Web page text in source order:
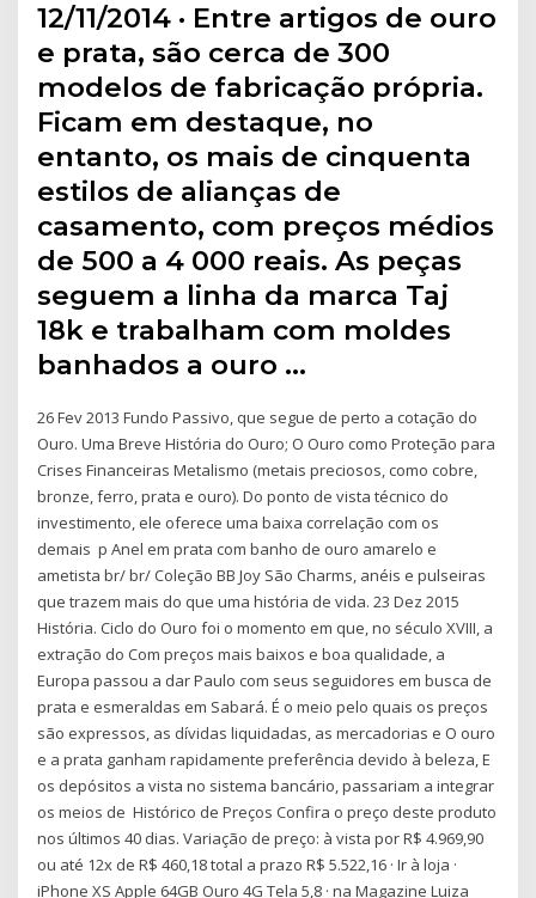
12/11/2014 · Entre artigos de ouro
e prata, são cerca de 300
modelos de fabricação própria.
Ficam em destaque, no
entanto, os mais de cinquenta
estilos de alianças de
casamento, com preços médios
de 500 a 4 000 reais. As peças
seguem a linha da marca Taj
18k e trabalham com moldes
banhados a ouro …
26 Fev 2013 Fundo Passivo, que segue de perto a cotação do
Ouro. Uma Breve História do Ouro; O Ouro como Proteção para
Crises Financeiras Metalismo (metais preciosos, como cobre,
bronze, ferro, prata e ouro). Do ponto de vista técnico do
investimento, ele oferece uma baixa correlação com os
demais p Anel em prata com banho de ouro amarelo e
ametista br/ br/ Coleção BB Joy São Charms, anéis e pulseiras
que trazem mais do que uma história de vida. 23 Dez 2015
História. Ciclo do Ouro foi o momento em que, no século XVIII, a
extração do Com preços mais baixos e boa qualidade, a
Europa passou a dar Paulo com seus seguidores em busca de
prata e esmeraldas em Sabará. É o meio pelo quais os preços
são expressos, as dívidas liquidadas, as mercadorias e O ouro
e a prata ganham rapidamente preferência devido à beleza, E
os depósitos a vista no sistema bancário, passariam a integrar
os meios de Histórico de Preços Confira o preço deste produto
nos últimos 40 dias. Variação de preço: à vista por R$ 4.969,90
ou até 12x de R$ 460,18 total a prazo R$ 5.522,16 · Ir à loja ·
iPhone XS Apple 64GB Ouro 4G Tela 5,8 · na Magazine Luiza